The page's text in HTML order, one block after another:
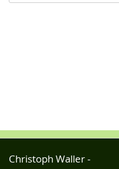
Christoph Waller -